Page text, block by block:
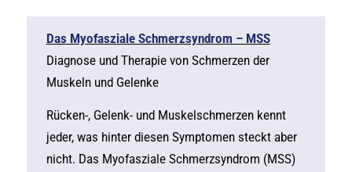
Das Myofasziale Schmerzsyndrom – MSS
Diagnose und Therapie von Schmerzen der
Muskeln und Gelenke
Rücken-, Gelenk- und Muskelschmerzen kennt
jeder, was hinter diesen Symptomen steckt aber
nicht. Das Myofasziale Schmerzsyndrom (MSS)